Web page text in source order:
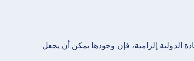
الدولية إلزامية، فإن وجودها يمكن أن يجعل